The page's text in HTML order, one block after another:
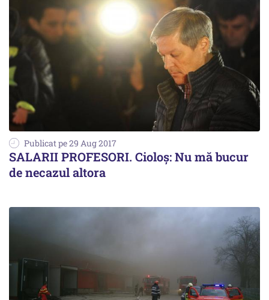
Publicat pe 29 Aug 2017
SALARII PROFESORI. Cioloș: Nu mă bucur
de necazul altora